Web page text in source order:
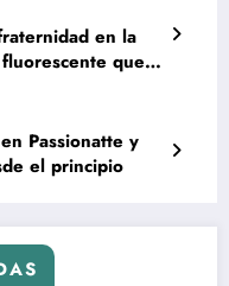
en la
que
Passionatte y
el principio